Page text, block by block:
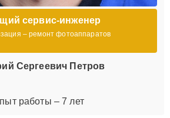
сервис-инженер
– ремонт фотоаппаратов
Сергеевич Петров
работы – 7 лет